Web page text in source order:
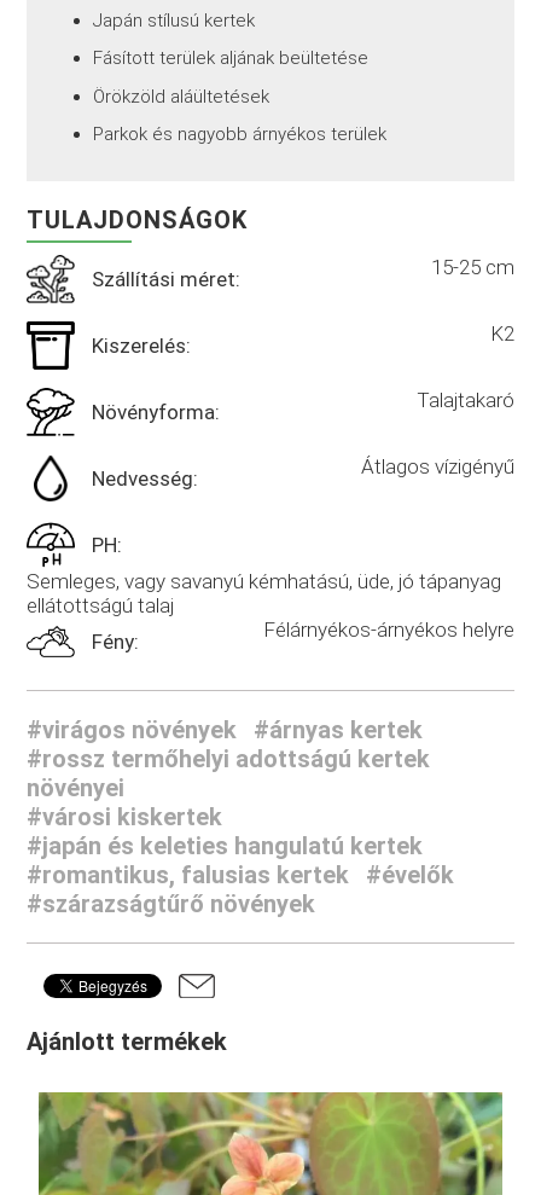
Japán stílusú kertek
Fásított terülek aljának beültetése
Örökzöld aláültetések
Parkok és nagyobb árnyékos terülek
TULAJDONSÁGOK
Szállítási méret: 15-25 cm
Kiszerelés: K2
Növényforma: Talajtakaró
Nedvesség: Átlagos vízigényű
PH:
Semleges, vagy savanyú kémhatású, üde, jó tápanyag
ellátottságú talaj
Fény:
Félárnyékos-árnyékos helyre
#virágos növények
#árnyas kertek
#rossz termőhelyi adottságú kertek
növényei
#városi kiskertek
#japán és keleties hangulatú kertek
#romantikus, falusias kertek
#évelők
#szárazságtűrő növények
Ajánlott termékek